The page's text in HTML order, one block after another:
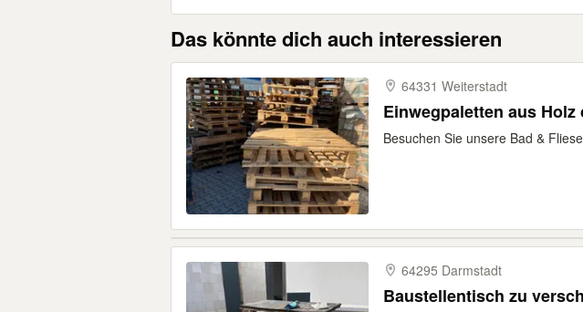
Das könnte dich auch interessieren
64331 Weiterstadt
Einwegpaletten aus
Besuchen Sie unsere Bad &
64295 Darmstadt
Baustellentisch zu